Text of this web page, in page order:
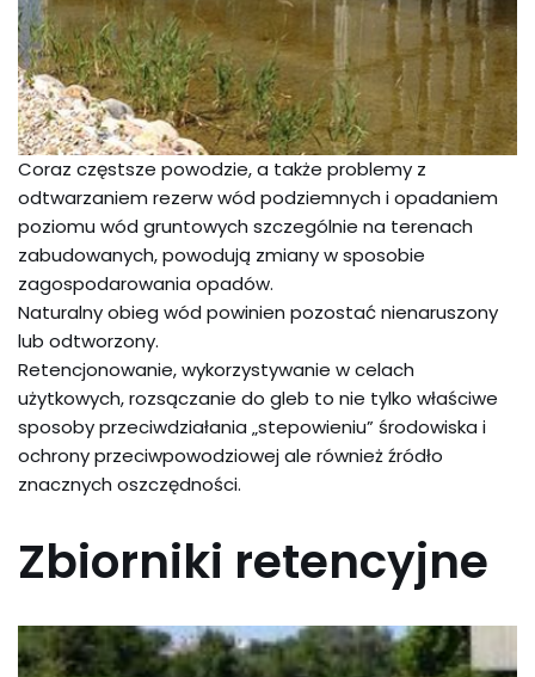
Coraz częstsze powodzie, a także problemy z
odtwarzaniem rezerw wód podziemnych i opadaniem
poziomu wód gruntowych szczególnie na terenach
zabudowanych, powodują zmiany w sposobie
zagospodarowania opadów.
Naturalny obieg wód powinien pozostać nienaruszony
lub odtworzony.
Retencjonowanie, wykorzystywanie w celach
użytkowych, rozsączanie do gleb to nie tylko właściwe
sposoby przeciwdziałania „stepowieniu” środowiska i
ochrony przeciwpowodziowej ale również źródło
znacznych oszczędności.
Zbiorniki retencyjne